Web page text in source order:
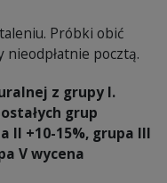
Próbki obić
nieodpłatnie pocztą.
z grupy I.
grup
II +10-15%, grupa III
V wycena